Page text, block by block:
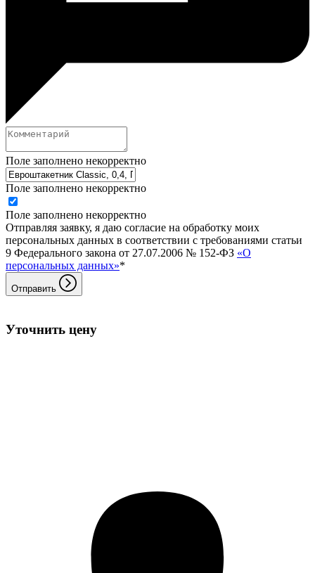
Поле заполнено некорректно
Поле заполнено некорректно
Поле заполнено некорректно
Отправляя заявку, я даю согласие на обработку моих
персональных данных в соответствии с требованиями статьи
9 Федерального закона от 27.07.2006 № 152-ФЗ «О
персональных данных»*
Отправить
Уточнить цену